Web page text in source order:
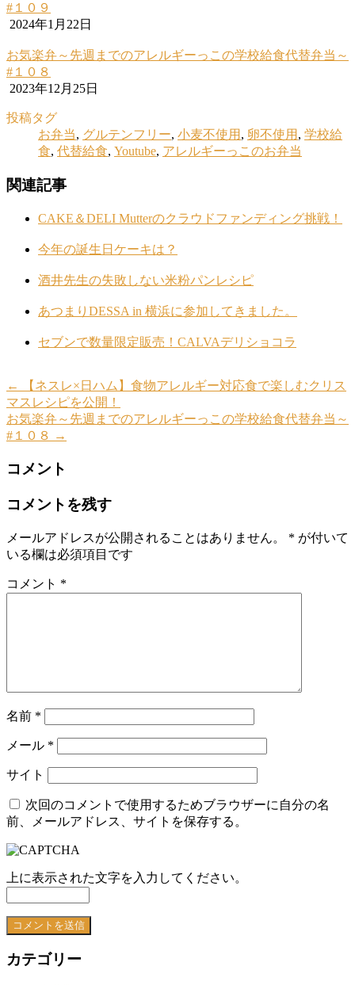
#１０９
2024年1月22日
お気楽弁～先週までのアレルギーっこの学校給食代替弁当～
#１０８
2023年12月25日
投稿タグ
お弁当, グルテンフリー, 小麦不使用 , 卵不使用 , 学校給
食, 代替給食, Youtube, アレルギーっこのお弁当
関連記事
CAKE＆DELI Mutterのクラウドファンディング挑戦！
今年の誕生日ケーキは？
酒井先生の失敗しない米粉パンレシピ
あつまりDESSA in 横浜に参加してきました。
セブンで数量限定販売！CALVAデリショコラ
←
【ネスレ×日ハム】食物アレルギー対応食で楽しむクリス
マスレシピを公開！
お気楽弁～先週までのアレルギーっこの学校給食代替弁当～
#１０８ →
コメント
コメントを残す
メールアドレスが公開されることはありません。 * が付いて
いる欄は必須項目です
コメント *
名前 *
メール *
サイト
次回のコメントで使用するためブラウザーに自分の名
前、メールアドレス、サイトを保存する。
上に表示された文字を入力してください。
カテゴリー